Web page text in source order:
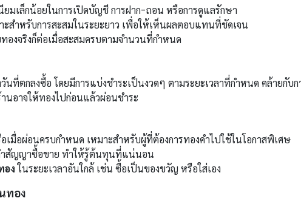
ยมเล็กน้อยในการเปิดบัญชี การฝาก-ถอน หรือการดูแลรักษา
ะสำหรับการสะสมในระยะยาว เพื่อให้เห็นผลตอบแทนที่ชัดเจน
องจริงก็ต่อเมื่อสะสมครบตามจำนวนที่กำหนด
นที่ตกลงซื้อ โดยมีการแบ่งชำระเป็นงวดๆ ตามระยะเวลาที่กำหนด คล้ายกั
นอาจให้ทองไปก่อนแล้วผ่อนชำระ
เมื่อผ่อนครบกำหนด เหมาะสำหรับผู้ที่ต้องการทองคำไปใช้ในโอกาสพิเศษ
สัญญาซื้อขาย ทำให้รู้ต้นทุนที่แน่นอน
องในระยะเวลาอันใกล้ เช่น ซื้อเป็นของขวัญ หรือใส่เอง
ทอง